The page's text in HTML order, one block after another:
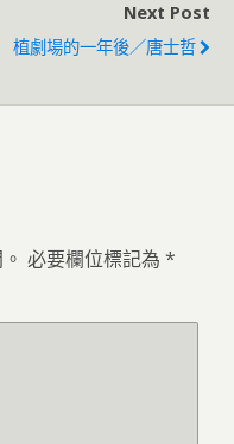
Next Post
植劇場的一年後／唐士哲
必要欄位標記為 *